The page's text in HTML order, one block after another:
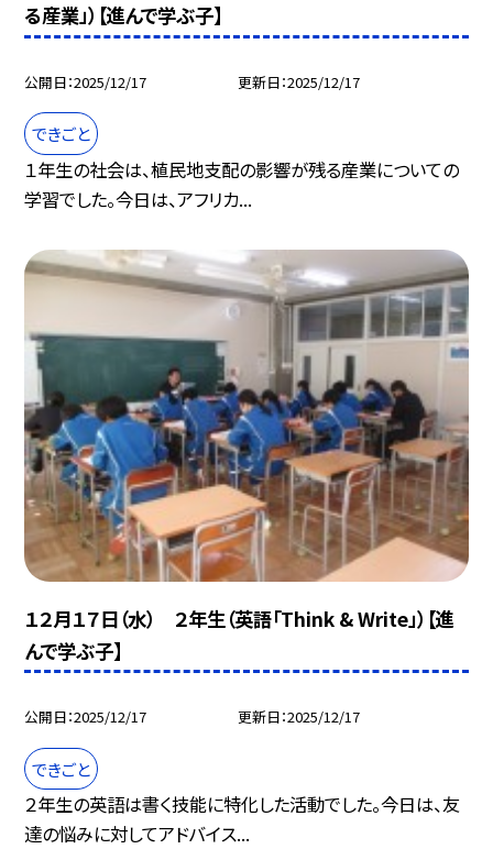
る産業」）【進んで学ぶ子】
公開日 2025/12/17 更新日 2025/12/17
できごと
１年生の社会は、植民地支配の影響が残る産業についての
学習でした。今日は、アフリカ...
１２月１７日（水） ２年生（英語「Think & Write」）【進
んで学ぶ子】
公開日 2025/12/17 更新日 2025/12/17
できごと
２年生の英語は書く技能に特化した活動でした。今日は、友
達の悩みに対してアドバイス...